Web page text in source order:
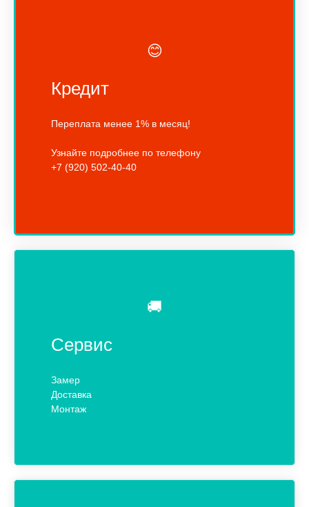
😊
Кредит
Переплата менее 1% в месяц!
Узнайте подробнее по телефону
+7 (920) 502-40-40
🚚
Сервис
Замер
Доставка
Монтаж